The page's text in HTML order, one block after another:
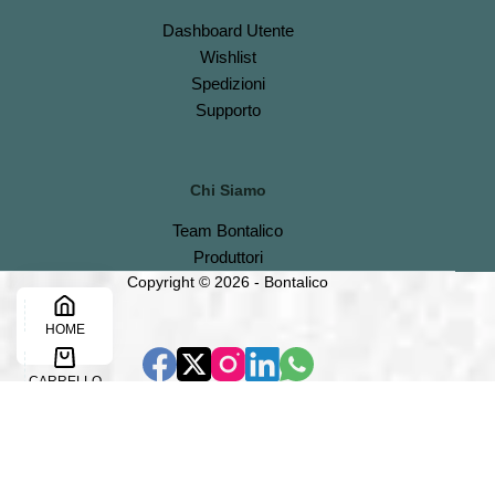
DashboardUtente
Wishlist
Spedizioni
Supporto
Chi Siamo
Team Bontalico
Produttori
Copyright © 2026 - Bontalico
HOME
CARRELLO